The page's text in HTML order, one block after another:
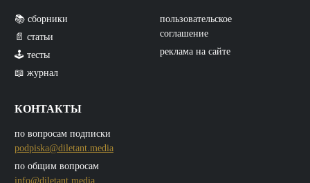
📚 сборники
📄 статьи
🕹️ тесты
📖 журнал
КОНТАКТЫ
по вопросам подписки
podpiska@diletant.media
по общим вопросам
info@diletant.media
пользовательское
соглашение
реклама на сайте